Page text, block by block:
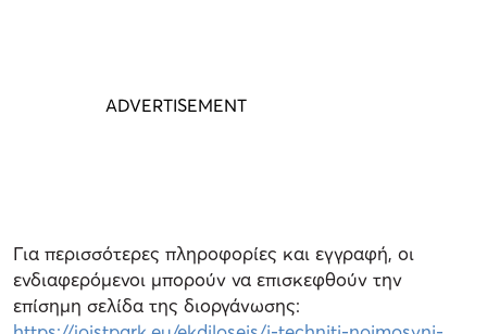
Για περισσότερες πληροφορίες και εγγραφή, οι
ενδιαφερόμενοι μπορούν να επισκεφθούν την
επίσημη σελίδα της διοργάνωσης: